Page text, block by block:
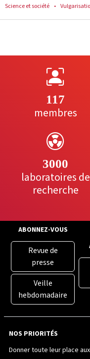
Science et société
117
membres
3000
laboratoires de
recherche
ABONNEZ-VOUS
Revue de
presse
Veille
hebdomadaire
NOS PRIORITÉS
Donner toute leur place